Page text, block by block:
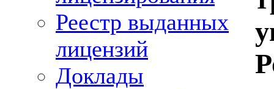
Реестр выданных
лицензий
Доклады